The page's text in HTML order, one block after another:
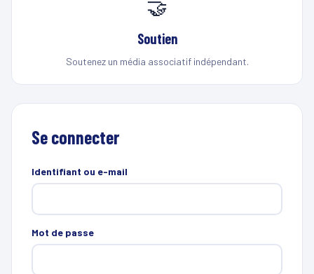
🤝
Soutien
Soutenez un média associatif indépendant.
Se connecter
Identifiant ou e-mail
Mot de passe